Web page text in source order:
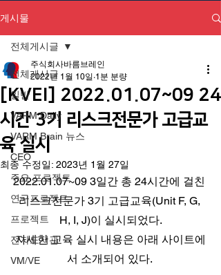
게시물
전체게시글
일반
VARM Daily
VARM Brain 뉴스
CEO
주요 프로젝트
연구프로젝트
프로젝트
전자도서관
VM/VE
전체게시글
[KVEI] 2022.01.07~09 24
시간 3기 리스크전문가 고급교
육 실시
주식회사바름브레인
2022년 1월 10일 1분 분량
최종 수정일: 2023년 1월 27일
2022.01.07~09 3일간 총 24시간에 걸친
리스크전문가 3기 고급교육(Unit F, G,
H, I, J)이 실시되었다.
자세한 교육 실시 내용은 아래 사이트에
서 소개되어 있다.